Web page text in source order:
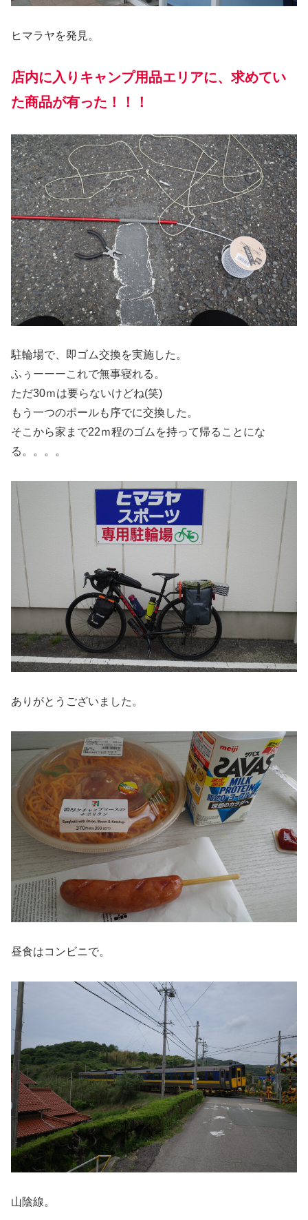
ヒマラヤを発見。
店内に入りキャンプ用品エリアに、求めてい
た商品が有った！！！
駐輪場で、即ゴム交換を実施した。
ふぅーーーこれで無事寝れる。
ただ30ｍは要らないけどね(笑)
もう一つのポールも序でに交換した。
そこから家まで22ｍ程のゴムを持って帰ることにな
る。。。。
ありがとうございました。
昼食はコンビニで。
山陰線。